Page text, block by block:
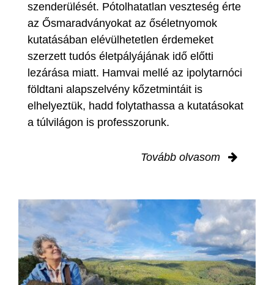
szenderülését. Pótolhatatlan veszteség érte
az Ősmaradványokat az őséletnyomok
kutatásában elévülhetetlen érdemeket
szerzett tudós életpályájának idő előtti
lezárása miatt. Hamvai mellé az ipolytarnóci
földtani alapszelvény kőzetmintáit is
elhelyeztük, hadd folytathassa a kutatásokat
a túlvilágon is professzorunk.
Tovább olvasom